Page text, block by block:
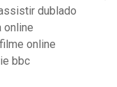
dublado
online
online
bbc